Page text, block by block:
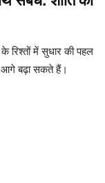
में सुधार की पहल
आगे बढ़ा सकते हैं।